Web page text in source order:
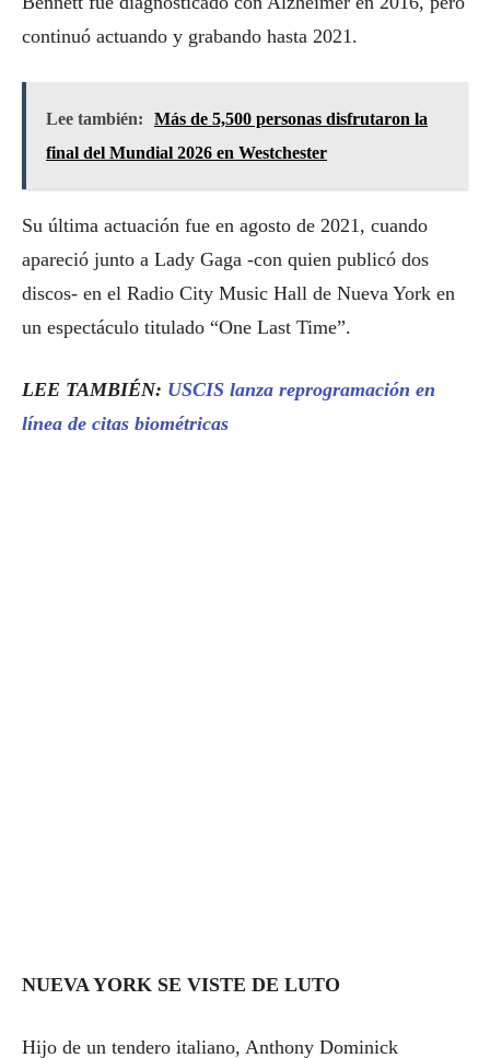
continuó actuando y grabando hasta 2021.
Lee también:
Más de 5,500 personas disfrutaron la
final del Mundial 2026 en Westchester
Su última actuación fue en agosto de 2021, cuando
apareció junto a Lady Gaga -con quien publicó dos
discos- en el Radio City Music Hall de Nueva York en
un espectáculo titulado “One Last Time”.
LEE TAMBIÉN: USCIS lanza reprogramación en
línea de citas biométricas
NUEVA YORK SE VISTE DE LUTO
Hijo de un tendero italiano, Anthony Dominick